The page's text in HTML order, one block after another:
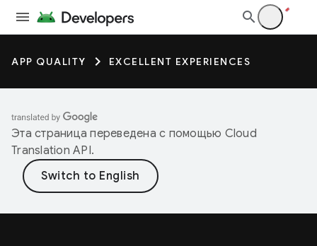
APP QUALITY EXCELLENT EXPERIENCES
Эта страница переведена с помощью Cloud
Translation API.